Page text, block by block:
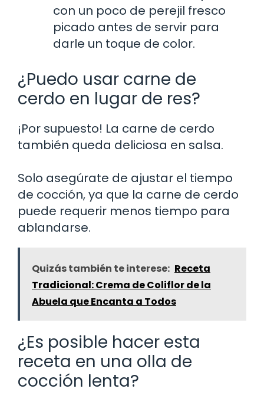
con un poco de perejil fresco
picado antes de servir para
darle un toque de color.
¿Puedo usar carne de
cerdo en lugar de res?
¡Por supuesto! La carne de cerdo
también queda deliciosa en salsa.
Solo asegúrate de ajustar el tiempo
de cocción, ya que la carne de cerdo
puede requerir menos tiempo para
ablandarse.
Quizás también te interese: Receta
Tradicional: Crema de Coliflor de la
Abuela que Encanta a Todos
¿Es posible hacer esta
receta en una olla de
cocción lenta?